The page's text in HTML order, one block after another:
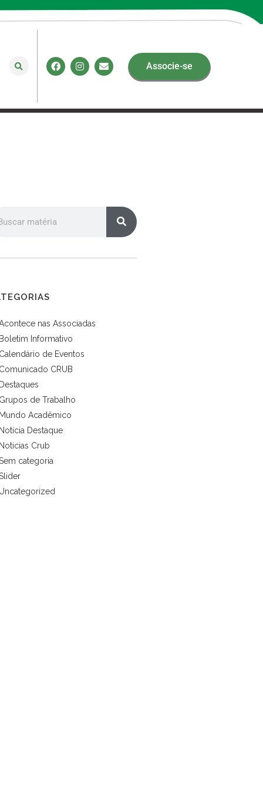
Associe-se
nas Associadas
Boletim Informativo
Calendário de Eventos
Comunicado CRUB
Destaques
Grupos de Trabalho
Mundo Acadêmico
Notícia Destaque
Noticias Crub
categoria
Uncategorized